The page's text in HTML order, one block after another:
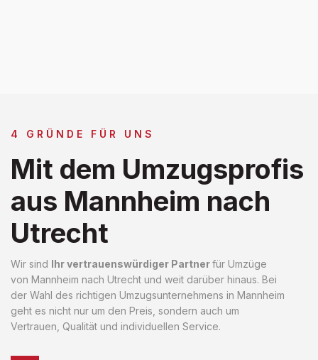
4 GRÜNDE FÜR UNS
Mit dem Umzugsprofis
aus Mannheim nach
Utrecht
Wir sind Ihr vertrauenswürdiger Partnerfür Umzüge
von Mannheim nach Utrecht und weit darüber hinaus. Bei
der Wahl des richtigen Umzugsunternehmens in Mannheim
geht es nicht nur um den Preis, sondern auch um
Vertrauen, Qualität und individuellen Service.